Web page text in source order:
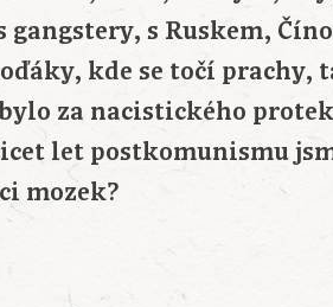
gangstery, s Ruskem,
kde se točí prachy,
za nacistického
let postkomunismu
mozek?